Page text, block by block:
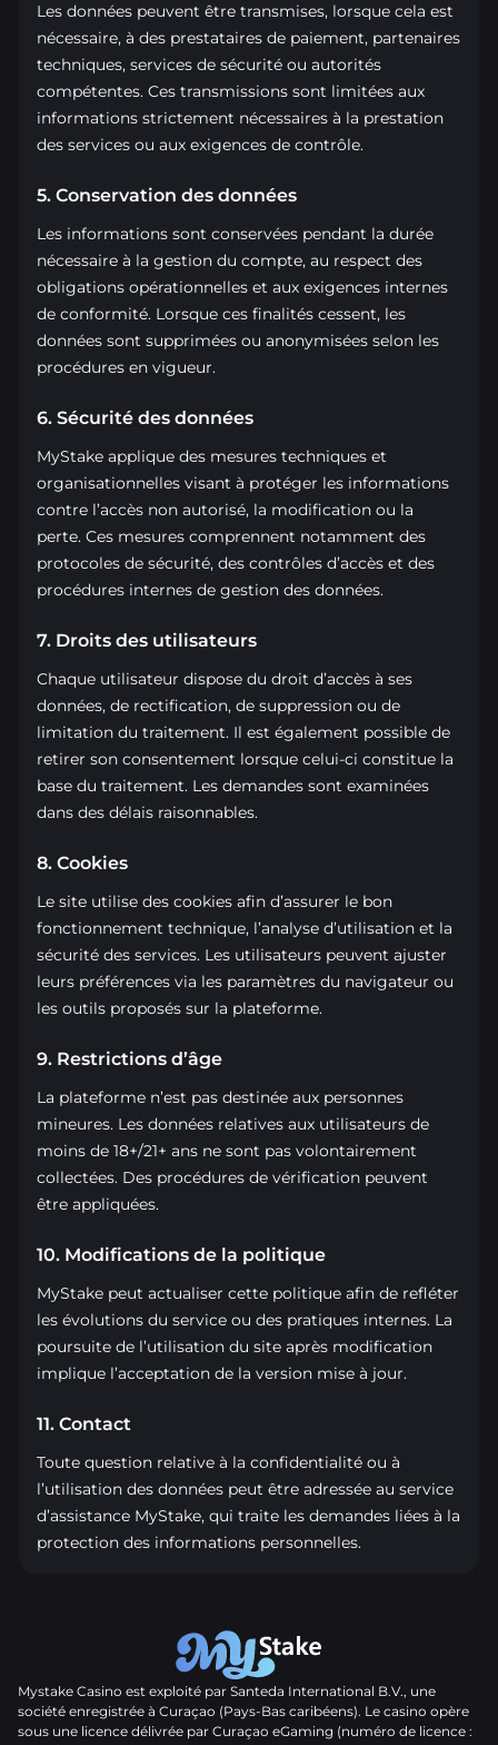
Les données peuvent être transmises, lorsque cela est
nécessaire, à des prestataires de paiement, partenaires
techniques, services de sécurité ou autorités
compétentes. Ces transmissions sont limitées aux
informations strictement nécessaires à la prestation
des services ou aux exigences de contrôle.
5. Conservation des données
Les informations sont conservées pendant la durée
nécessaire à la gestion du compte, au respect des
obligations opérationnelles et aux exigences internes
de conformité. Lorsque ces finalités cessent, les
données sont supprimées ou anonymisées selon les
procédures en vigueur.
6. Sécurité des données
MyStake applique des mesures techniques et
organisationnelles visant à protéger les informations
contre l’accès non autorisé, la modification ou la
perte. Ces mesures comprennent notamment des
protocoles de sécurité, des contrôles d’accès et des
procédures internes de gestion des données.
7. Droits des utilisateurs
Chaque utilisateur dispose du droit d’accès à ses
données, de rectification, de suppression ou de
limitation du traitement. Il est également possible de
retirer son consentement lorsque celui-ci constitue la
base du traitement. Les demandes sont examinées
dans des délais raisonnables.
8. Cookies
Le site utilise des cookies afin d’assurer le bon
fonctionnement technique, l’analyse d’utilisation et la
sécurité des services. Les utilisateurs peuvent ajuster
leurs préférences via les paramètres du navigateur ou
les outils proposés sur la plateforme.
9. Restrictions d’âge
La plateforme n’est pas destinée aux personnes
mineures. Les données relatives aux utilisateurs de
moins de 18+/21+ ans ne sont pas volontairement
collectées. Des procédures de vérification peuvent
être appliquées.
10. Modifications de la politique
MyStake peut actualiser cette politique afin de refléter
les évolutions du service ou des pratiques internes. La
poursuite de l’utilisation du site après modification
implique l’acceptation de la version mise à jour.
11. Contact
Toute question relative à la confidentialité ou à
l’utilisation des données peut être adressée au service
d’assistance MyStake, qui traite les demandes liées à la
protection des informations personnelles.
Mystake Casino est exploité par Santeda International B.V., une
société enregistrée à Curaçao (Pays-Bas caribéens). Le casino opère
sous une licence délivrée par Curaçao eGaming (numéro de licence :